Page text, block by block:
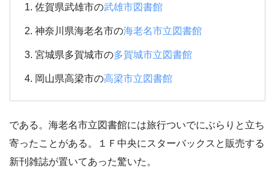
佐賀県武雄市の武雄市図書館
神奈川県海老名市の海老名市立図書館
宮城県多賀城市の多賀城市立図書館
岡山県高梁市の高梁市立図書館
である。海老名市立図書館には旅行ついでにぶらりと立ち
寄ったことがある。１Ｆ中央にスターバックスと販売する
新刊雑誌が置いてあった驚いた。